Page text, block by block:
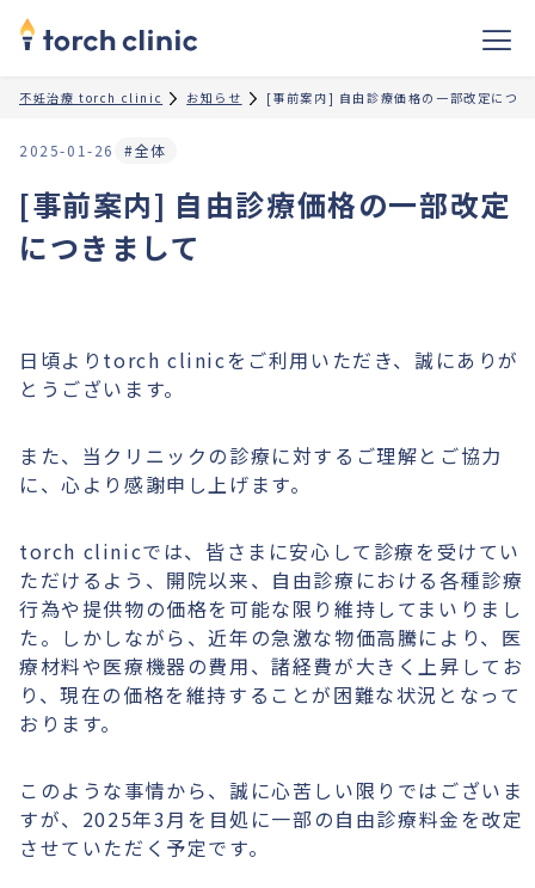
不妊治療 torch clinic お知らせ [事前案内] 自由診療価格の一部改定につ
2025-01-26 #全体
[事前案内] 自由診療価格の一部改定
につきまして
日頃よりtorch clinicをご利用いただき、誠にありが
とうございます。
また、当クリニックの診療に対するご理解とご協力
に、心より感謝申し上げます。
torch clinicでは、皆さまに安心して診療を受けてい
ただけるよう、開院以来、自由診療における各種診療
行為や提供物の価格を可能な限り維持してまいりまし
た。しかしながら、近年の急激な物価高騰により、医
療材料や医療機器の費用、諸経費が大きく上昇してお
り、現在の価格を維持することが困難な状況となって
おります。
このような事情から、誠に心苦しい限りではございま
すが、2025年3月を目処に一部の自由診療料金を改定
させていただく予定です。